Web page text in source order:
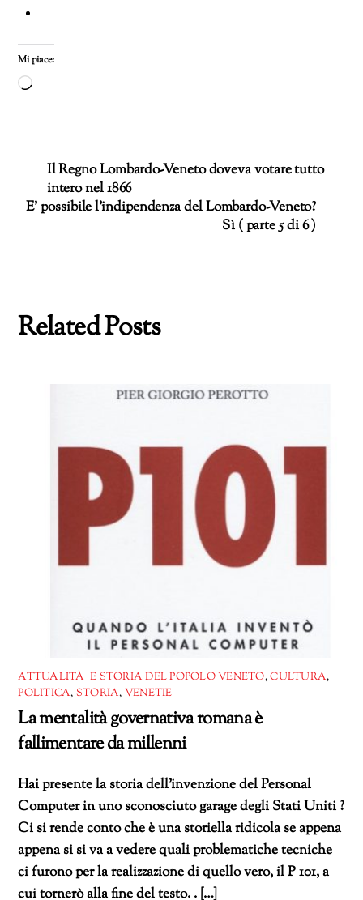
Mi piace:
Caricamento
Il Regno Lombardo-Veneto doveva votare tutto
intero nel 1866
E’ possibile l’indipendenza del Lombardo-Veneto?
Sì ( parte 5 di 6 )
Related Posts
ATTUALITÀ E STORIA DEL POPOLO VENETO,CULTURA,
POLITICA, STORIA, VENETIE
La mentalità governativa romana è
fallimentare da millenni
Hai presente la storia dell’invenzione del Personal
Computer in uno sconosciuto garage degli Stati Uniti ?
Ci si rende conto che è una storiella ridicola se appena
appena si si va a vedere quali problematiche tecniche
ci furono per la realizzazione di quello vero, il P 101, a
cui tornerò alla fine del testo. . […]